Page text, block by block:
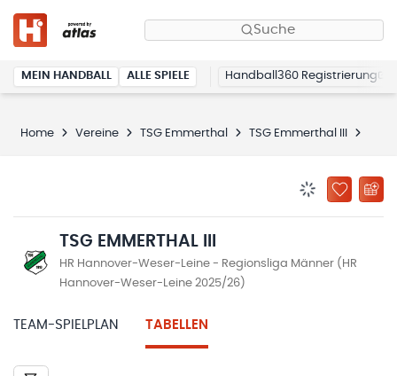
Suche
MEIN HANDBALL ALLE SPIELE Handball360 Registrierung
Home Vereine TSG Emmerthal TSG Emmerthal III
ZU
TSG EMMERTHAL III
HR Hannover-Weser-Leine - Regionsliga Männer (HR
Hannover-Weser-Leine 2025/26)
TEAM-SPIELPLAN TABELLEN